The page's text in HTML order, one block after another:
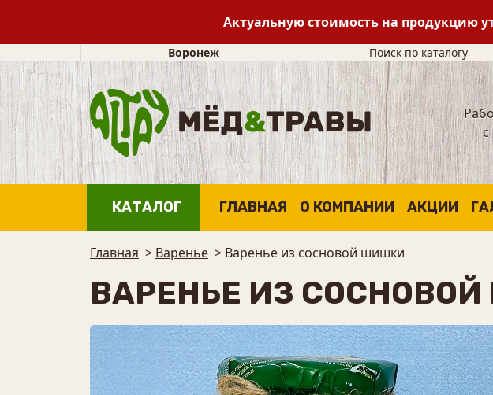
Актуальную стоимость на продукцию
Воронеж Поиск по каталогу
с
КАТАЛОГ ГЛАВНАЯ О КОМПАНИИ АКЦИИ
Главная > Варенье > Варенье из сосновой шишки
ВАРЕНЬЕ ИЗ